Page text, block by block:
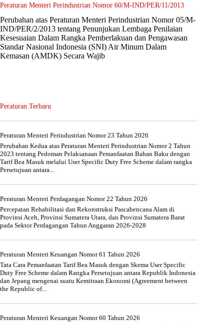
Peraturan Menteri Perindustrian Nomor 60/M-IND/PER/11/2013
Perubahan atas Peraturan Menteri Perindustrian Nomor 05/M-
IND/PER/2/2013 tentang Penunjukan Lembaga Penilaian
Kesesuaian Dalam Rangka Pemberlakuan dan Pengawasan
Standar Nasional Indonesia (SNI) Air Minum Dalam
Kemasan (AMDK) Secara Wajib
Peraturan Terbaru
Peraturan Menteri Perindustrian Nomor 23 Tahun 2026
Perubahan Kedua atas Peraturan Menteri Perindustrian Nomor 2 Tahun
2023 tentang Pedoman Pelaksanaan Pemanfaatan Bahan Baku dengan
Tarif Bea Masuk melalui User Specific Duty Free Scheme dalam rangka
Persetujuan antara...
Peraturan Menteri Perdagangan Nomor 22 Tahun 2026
Percepatan Rehabilitasi dan Rekonstruksi Pascabencana Alam di
Provinsi Aceh, Provinsi Sumatera Utara, dan Provinsi Sumatera Barat
pada Sektor Perdagangan Tahun Anggaran 2026-2028
Peraturan Menteri Keuangan Nomor 61 Tahun 2026
Tata Cara Pemanfaatan Tarif Bea Masuk dengan Skema User Specific
Duty Free Scheme dalam Rangka Persetujuan antara Republik Indonesia
dan Jepang mengenai suatu Kemitraan Ekonomi (Agreement between
the Republic of...
Peraturan Menteri Keuangan Nomor 60 Tahun 2026